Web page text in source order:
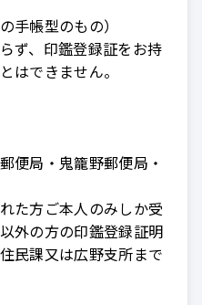
手帳型のもの）
ず、印鑑登録証をお持
はできません。
便局・鬼籠野郵便局・
た方ご本人のみしか受
外の方の印鑑登録証明
民課又は広野支所まで